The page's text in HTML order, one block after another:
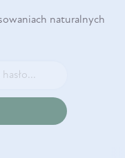
naturalnych